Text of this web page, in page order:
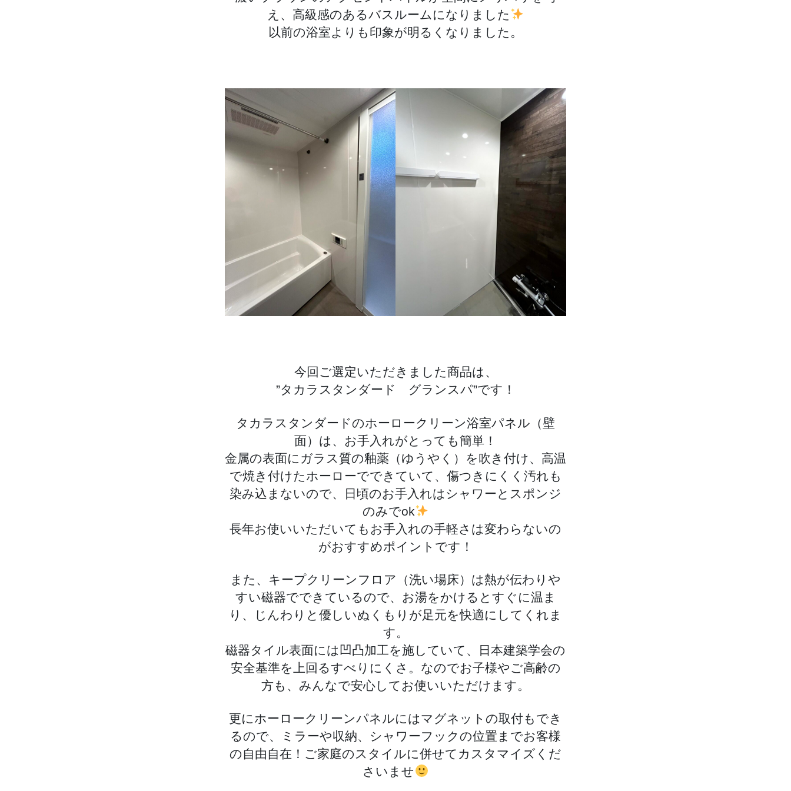
え、高級感のあるバスルームになりました
以前の浴室よりも印象が明るくなりました。
今回ご選定いただきました商品は、
”タカラスタンダード グランスパ”です！
タカラスタンダードのホーロークリーン浴室パネル（壁
面）は、お手入れがとっても簡単！
金属の表面にガラス質の釉薬（ゆうやく）を吹き付け、高温
で焼き付けたホーローでできていて、傷つきにくく汚れも
染み込まないので、日頃のお手入れはシャワーとスポンジ
のみでok
長年お使いいただいてもお手入れの手軽さは変わらないの
がおすすめポイントです！
また、キープクリーンフロア（洗い場床）は熱が伝わりや
すい磁器でできているので、お湯をかけるとすぐに温ま
り、じんわりと優しいぬくもりが足元を快適にしてくれま
す。
磁器タイル表面には凹凸加工を施していて、日本建築学会の
安全基準を上回るすべりにくさ。なのでお子様やご高齢の
方も、みんなで安心してお使いいただけます。
更にホーロークリーンパネルにはマグネットの取付もでき
るので、ミラーや収納、シャワーフックの位置までお客様
の自由自在！ご家庭のスタイルに併せてカスタマイズくだ
さいませ